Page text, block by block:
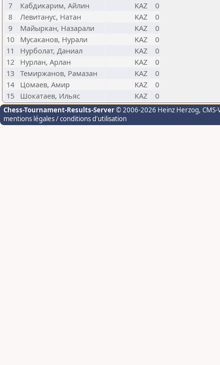
7
Кабдикарим, Айлин KAZ
0
8
Левитанус, Натан KAZ
0
9
Майыркан, Назарали KAZ
0
10
Мусаканов, Нурали KAZ
0
11
Нурболат, Даниал KAZ
0
12
Нурлан, Арлан KAZ
0
13 Темиржанов, Рамазан KAZ
0
14
Цомаев, Амир KAZ
0
15
Шокатаев, Ильяс KAZ 0
Chess-Tournament-Results-Server© 2006-2026 Heinz Herzog,
mentions légales / conditions d'utilisation